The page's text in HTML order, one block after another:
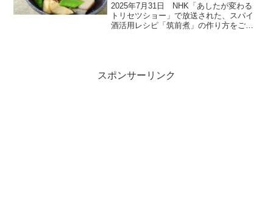
2025年7月31日 NHK「あしたが変わる
トリセツショー」で放送された、スパイ
酒活用レシピ「筑前煮」の作り方をご紹
スポンサーリンク